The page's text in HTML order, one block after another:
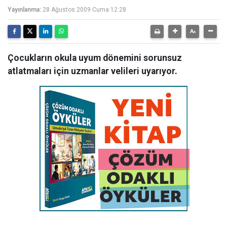
Yayınlanma: 28 Ağustos 2009 Cuma 12:28
Çocukların okula uyum dönemini sorunsuz
atlatmaları için uzmanlar velileri uyarıyor.